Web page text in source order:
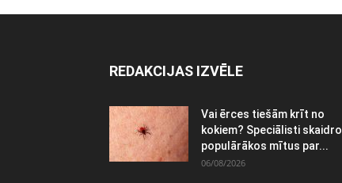
REDAKCIJAS IZVĒLE
Vai ērces tiešām krīt no
kokiem? Speciālisti skaidro
populārākos mītus par...
06/08/2026